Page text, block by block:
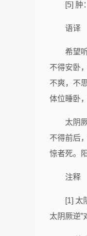
[5] 肿
语译
希望
不得安卧
不爽，不
体位睡卧
太阴
不得前后
惊者死。
注释
[1] 太
太阴厥逆”